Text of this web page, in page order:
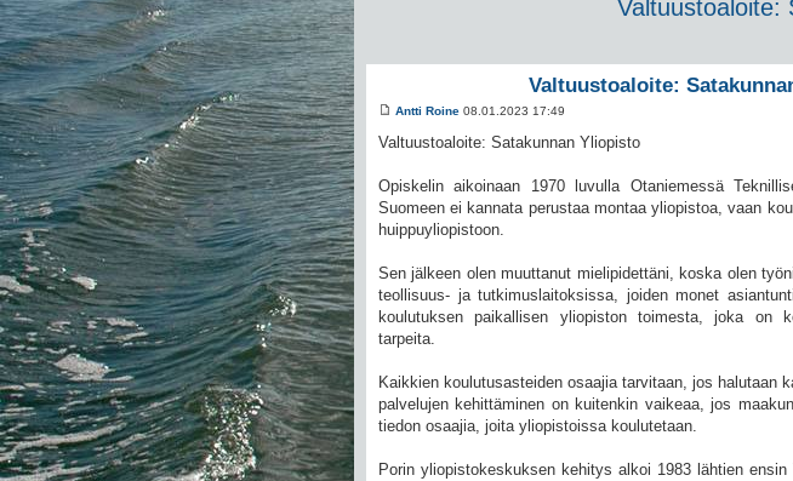
Valtuustoaloite:
Valtuustoaloite:
Antti Roine 08.01.2023 17:49
Valtuustoaloite: Satakunnan Yliopisto
Opiskelin aikoinaan 1970 luvulla Otaniemessä
Suomeen ei kannata perustaa montaa yliopistoa, vaan
huippuyliopistoon.
Sen jälkeen olen muuttanut mielipidettäni, koska olen
teollisuus- ja tutkimuslaitoksissa, joiden monet
koulutuksen paikallisen yliopiston toimesta, joka on
tarpeita.
Kaikkien koulutusasteiden osaajia tarvitaan, jos halutaan
palvelujen kehittäminen on kuitenkin vaikeaa, jos
tiedon osaajia, joita yliopistoissa koulutetaan.
Porin yliopistokeskuksen kehitys alkoi 1983 lähtien